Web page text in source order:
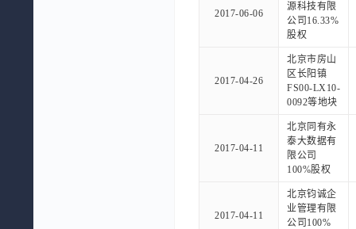
2017-06-06
源科技有限
公司16.33%
股权
2017-04-26
北京市房山
区长阳镇
FS00-LX10-
0092等地块
2017-04-11
北京同有永
泰大数据有
限公司
100%股权
2017-04-11
北京钧诚企
业管理有限
公司100%